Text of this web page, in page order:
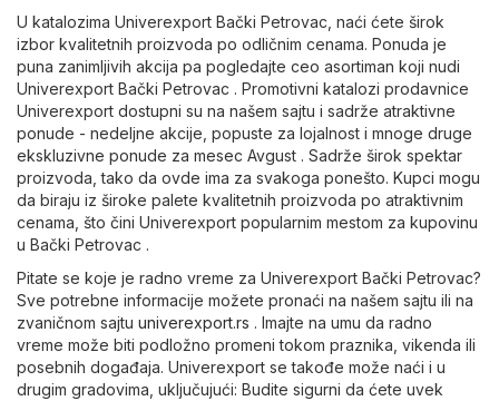
U katalozima Univerexport Bački Petrovac, naći ćete širok
izbor kvalitetnih proizvoda po odličnim cenama. Ponuda je
puna zanimljivih akcija pa pogledajte ceo asortiman koji nudi
Univerexport Bački Petrovac . Promotivni katalozi prodavnice
Univerexport dostupni su na našem sajtu i sadrže atraktivne
ponude - nedeljne akcije, popuste za lojalnost i mnoge druge
ekskluzivne ponude za mesec Avgust . Sadrže širok spektar
proizvoda, tako da ovde ima za svakoga ponešto. Kupci mogu
da biraju iz široke palete kvalitetnih proizvoda po atraktivnim
cenama, što čini Univerexport popularnim mestom za kupovinu
u Bački Petrovac .
Pitate se koje je radno vreme za Univerexport Bački Petrovac?
Sve potrebne informacije možete pronaći na našem sajtu ili na
zvaničnom sajtu univerexport.rs . Imajte na umu da radno
vreme može biti podložno promeni tokom praznika, vikenda ili
posebnih događaja. Univerexport se takođe može naći i u
drugim gradovima, uključujući: Budite sigurni da ćete uvek